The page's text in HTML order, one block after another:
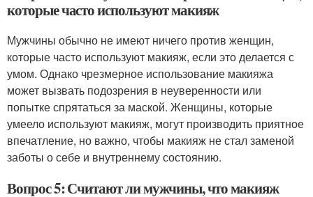
которые часто используют макияж
Мужчины обычно не имеют ничего против женщин,
которые часто используют макияж, если это делается с
умом. Однако чрезмерное использование макияжа
может вызвать подозрения в неуверенности или
попытке спрятаться за маской. Женщины, которые
умеело используют макияж, могут производить приятное
впечатление, но важно, чтобы макияж не стал заменой
заботы о себе и внутреннему состоянию.
Вопрос 5: Считают ли мужчины, что макияж